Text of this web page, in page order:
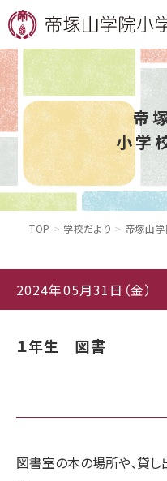
帝
小学
TOP 学校だより 帝塚山学
2024年05月31日（金）
１年生 図書
図書室の本の場所や、貸